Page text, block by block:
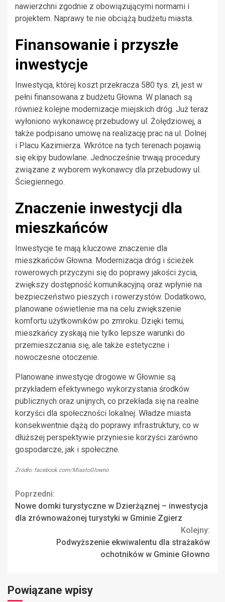
nawierzchni zgodnie z obowiązującymi normami i
projektem. Naprawy te nie obciążą budżetu miasta.
Finansowanie i przyszłe
inwestycje
Inwestycja, której koszt przekracza 580 tys. zł, jest w
pełni finansowana z budżetu Głowna. W planach są
również kolejne modernizacje miejskich dróg. Już teraz
wyłoniono wykonawcę przebudowy ul. Żołędziowej, a
także podpisano umowę na realizację prac na ul. Dolnej
i Placu Kazimierza. Wkrótce na tych terenach pojawią
się ekipy budowlane. Jednocześnie trwają procedury
związane z wyborem wykonawcy dla przebudowy ul.
Ściegiennego.
Znaczenie inwestycji dla
mieszkańców
Inwestycje te mają kluczowe znaczenie dla
mieszkańców Głowna. Modernizacja dróg i ścieżek
rowerowych przyczyni się do poprawy jakości życia,
zwiększy dostępność komunikacyjną oraz wpłynie na
bezpieczeństwo pieszych i rowerzystów. Dodatkowo,
planowane oświetlenie ma na celu zwiększenie
komfortu użytkowników po zmroku. Dzięki temu,
mieszkańcy zyskają nie tylko lepsze warunki do
przemieszczania się, ale także estetyczne i
nowoczesne otoczenie.
Planowane inwestycje drogowe w Głownie są
przykładem efektywnego wykorzystania środków
publicznych oraz unijnych, co przekłada się na realne
korzyści dla społeczności lokalnej. Władze miasta
konsekwentnie dążą do poprawy infrastruktury, co w
dłuższej perspektywie przyniesie korzyści zarówno
gospodarcze, jak i społeczne.
Źródło: facebook.com/MiastoGlowno
Continue
Reading
Poprzedni:
Nowe domki turystyczne w Dzierżąznej – inwestycja
dla zrównoważonej turystyki w Gminie Zgierz
Kolejny:
Podwyższenie ekwiwalentu dla strażaków
ochotników w Gminie Głowno
Powiązane wpisy